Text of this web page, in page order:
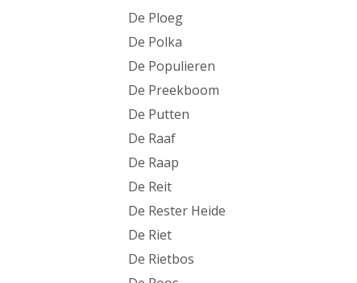
De Ploeg
De Polka
De Populieren
De Preekboom
De Putten
De Raaf
De Raap
De Reit
De Rester Heide
De Riet
De Rietbos